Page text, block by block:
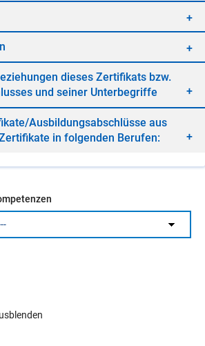
die­ses Zer­ti­fi­kats bzw.
und sei­ner Un­ter­be­grif­fe
​Aus­bil­dungs­ab­schlüs­se aus
in fol­gen­den Be­ru­fen: